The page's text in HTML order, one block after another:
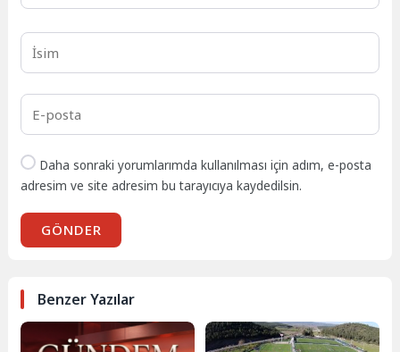
Daha sonraki yorumlarımda kullanılması için adım, e-posta
adresim ve site adresim bu tarayıcıya kaydedilsin.
GÖNDER
Benzer Yazılar